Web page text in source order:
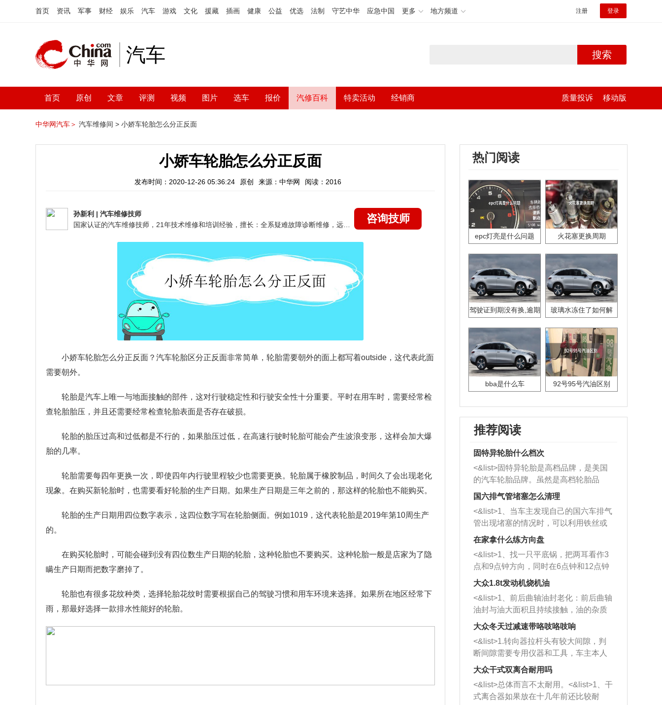
首页 资讯 军事 财经 娱乐 汽车 游戏 文化 援藏 插画 健康 公益 优选 法制 守艺中华 应急中国 更多 地方频道 注册 登录
汽车 搜索
首页 原创 文章 评测 视频 图片 选车 报价 汽修百科 特卖活动 经销商 质量投诉 移动版
中华网汽车＞ 汽车维修间 > 小娇车轮胎怎么分正反面
小娇车轮胎怎么分正反面
发布时间：2020-12-26 05:36:24 原创 来源：中华网 阅读：2016
孙新利 | 汽车维修技师
咨询技师
小娇车轮胎怎么分正反面？ 汽车轮胎区分正反面非常简单，轮胎需要朝外的面上都写着outside，这代表此面
需要朝外。
轮胎是汽车上唯一与地面接触的部件，这对行驶稳定性和行驶安全性十分重要。平时在用车时，需要经常检
查轮胎胎压，并且还需要经常检查轮胎表面是否存在破损。
轮胎的胎压过高和过低都是不行的，如果胎压过低，在高速行驶时轮胎可能会产生波浪变形，这样会加大爆
胎的几率。
轮胎需要每四年更换一次，即使四年内行驶里程较少也需要更换。轮胎属于橡胶制品，时间久了会出现老化
现象。在购买新轮胎时，也需要看好轮胎的生产日期。如果生产日期是三年之前的，那这样的轮胎也不能购买。
轮胎的生产日期用四位数字表示，这四位数字写在轮胎侧面。例如1019，这代表轮胎是2019年第10周生产
的。
在购买轮胎时，可能会碰到没有四位数生产日期的轮胎，这种轮胎也不要购买。这种轮胎一般是店家为了隐
瞒生产日期而把数字磨掉了。
轮胎也有很多花纹种类，选择轮胎花纹时需要根据自己的驾驶习惯和用车环境来选择。如果所在地区经常下
雨，那最好选择一款排水性能好的轮胎。
热门阅读
epc灯亮是什么问题 火花塞更换周期
驾驶证到期没有换,逾期
玻璃水冻住了如何解
bba是什么车 92号95号汽油区别
推荐阅读
固特异轮胎什么档次
<&list>固特异轮胎是高档品牌，是美国
的汽车轮胎品牌。虽然是高档轮胎品
牌，但是中高低端的轮胎都有生产，这
也是为了更好的开拓市场。
国六排气管堵塞怎么清理
<&list>1、当车主发现自己的国六车排气
管出现堵塞的情况时，可以利用铁丝或
者是细棍，直接将杂物给取出来，如果
堵塞情况比较严重，也可以采取应急措
施。 <&list>2、直接利用木棍将所有的
杂物推到排气管里面的位置处，然后将
三元催化器拆解开，就可以将堵塞的东
西取出来。但如果是因为积碳过多引起
的堵塞，就需要将三元催化器泡在草酸
洗剂对堵塞的情况得到解决，将清洗剂
放在燃油箱中，与燃油混合后，车辆启
动时，就可以和汽油一起进入到燃烧
室，最后形成废气排出，就可以让三元
催化器得到清洗，排气管堵塞的情况就
能够得到解决。
在家拿什么练方向盘
<&list>1、找一只平底锅，把两耳看作3
点和9点钟方向，同时在6点钟和12点钟
方向做一个标记。 <&list>2、双手握住
一圈半的练习，往右同样也要打相同的
圈数。 <&list>3、最后强调要反复练
习，这样就可以形成肌肉记忆，在真实
驾驶车辆时，不需要记忆也能打好方
向。
大众1.8t发动机烧机油
<&list>1、前后曲轴油封老化：前后曲轴
油封与油大面积且持续接触，油的杂质
和发动机内持续温度变化使其密封效果
逐渐减弱，导致渗油或漏油。<&list>2、
活塞间隙过大：积碳会使活塞环与缸体
的间隙扩大，导致机油流入燃烧室中，
造成烧机油。<&list>3、机油粘度。使用
机油粘度过小的话，同样会有烧机油现
象，机油粘度过小具有很好的流动性，
大众冬天过减速带咯吱咯吱响
<&list>1.转向器拉杆头有较大间隙，判
断间隙需要专用仪器和工具，车主本人
无法制作，需要将车辆送到修理厂或4s
店；<&list>2.车辆半轴套管防尘罩破
裂，破裂后会出现漏油现象，使半轴磨
损严重，磨损的半轴容易损坏，产生异
大众干式双离合耐用吗
<&list>总体而言不太耐用。<&list>1、干
式离合器如果放在十几年前还比较耐